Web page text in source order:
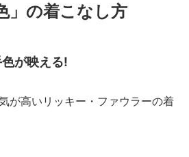
」の着こなし方
が映える!
高いリッキー・ファウラーの着